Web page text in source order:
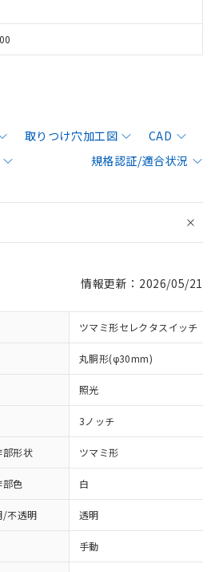
取りつけ穴加工図
CAD
規格認証/適合状況
情報更新：2026/05/21
ツマミ形セレクタスイッチ
丸胴形(φ30mm)
照光
3ノッチ
部形状 ツマミ形
部色 白
/不透明 透明
手動